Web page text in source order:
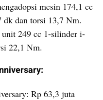
mesin 174,1 cc
dk dan torsi 13,7 Nm.
249 cc 1-silinder i-
22,1 Nm.
Rp 63,3 juta